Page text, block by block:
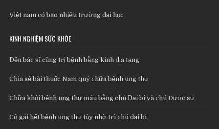
Việt nam có bao nhiêu trường đại học
KINH NGHIỆM SỨC KHỎE
Đến bác sĩ cũng trị bệnh bằng kinh địa tạng
Chia sẻ bài thuốc Nam quý chữa bệnh ung thư
Chữa khỏi bệnh ung thư máu bằng chú Đại bi và chú Dược sư
Cô gái hết bệnh ung thư tủy nhờ trì chú đại bi